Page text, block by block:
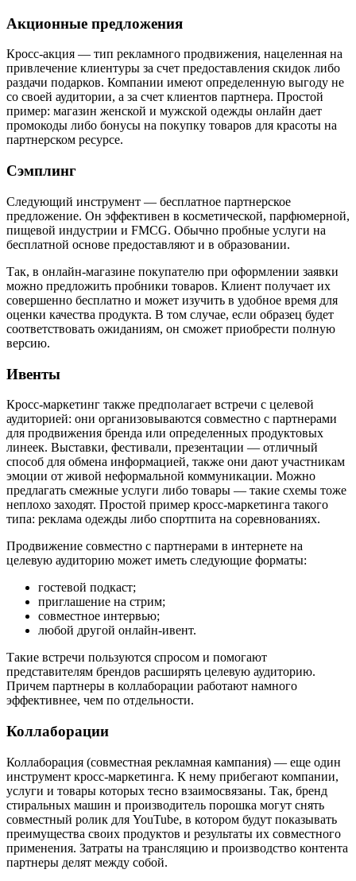
Акционные предложения
Кросс-акция — тип рекламного продвижения, нацеленная на
привлечение клиентуры за счет предоставления скидок либо
раздачи подарков. Компании имеют определенную выгоду не
со своей аудитории, а за счет клиентов партнера. Простой
пример: магазин женской и мужской одежды онлайн дает
промокоды либо бонусы на покупку товаров для красоты на
партнерском ресурсе.
Сэмплинг
Следующий инструмент — бесплатное партнерское
предложение. Он эффективен в косметической, парфюмерной,
пищевой индустрии и FMCG. Обычно пробные услуги на
бесплатной основе предоставляют и в образовании.
Так, в онлайн-магазине покупателю при оформлении заявки
можно предложить пробники товаров. Клиент получает их
совершенно бесплатно и может изучить в удобное время для
оценки качества продукта. В том случае, если образец будет
соответствовать ожиданиям, он сможет приобрести полную
версию.
Ивенты
Кросс-маркетинг также предполагает встречи с целевой
аудиторией: они организовываются совместно с партнерами
для продвижения бренда или определенных продуктовых
линеек. Выставки, фестивали, презентации — отличный
способ для обмена информацией, также они дают участникам
эмоции от живой неформальной коммуникации. Можно
предлагать смежные услуги либо товары — такие схемы тоже
неплохо заходят. Простой пример кросс-маркетинга такого
типа: реклама одежды либо спортпита на соревнованиях.
Продвижение совместно с партнерами в интернете на
целевую аудиторию может иметь следующие форматы:
гостевой подкаст;
приглашение на стрим;
совместное интервью;
любой другой онлайн-ивент.
Такие встречи пользуются спросом и помогают
представителям брендов расширять целевую аудиторию.
Причем партнеры в коллаборации работают намного
эффективнее, чем по отдельности.
Коллаборации
Коллаборация (совместная рекламная кампания) — еще один
инструмент кросс-маркетинга. К нему прибегают компании,
услуги и товары которых тесно взаимосвязаны. Так, бренд
стиральных машин и производитель порошка могут снять
совместный ролик для YouTube, в котором будут показывать
преимущества своих продуктов и результаты их совместного
применения. Затраты на трансляцию и производство контента
партнеры делят между собой.